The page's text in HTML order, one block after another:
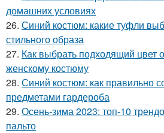
домашних условиях
26. Синий костюм: какие туфли
стильного образа
27. Как выбрать подходящий цвет
женскому костюму
28. Синий костюм: как правильно
предметами гардероба
29. Осень-зима 2023: топ-10
пальто